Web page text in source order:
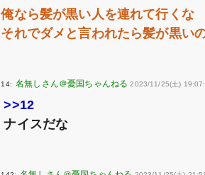
俺なら髪が黒い人を連れて行くな
それでダメと言われたら髪が黒い
14: 2023/11/25(土)
>>12
ナイスだな